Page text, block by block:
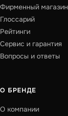
Фирменный магазин
Глоссарий
Рейтинги
Сервис и гарантия
Вопросы и ответы
О БРЕНДЕ
О компании